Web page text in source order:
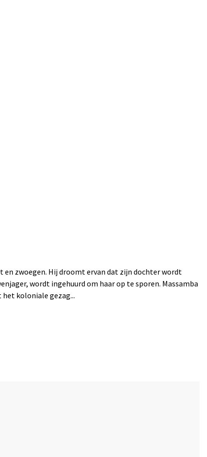
en zwoegen. Hij droomt ervan dat zijn dochter wordt
wordt ingehuurd om haar op te sporen. Massamba
koloniale gezag...